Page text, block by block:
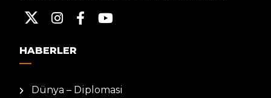
HABERLER
Dünya – Diplomasi